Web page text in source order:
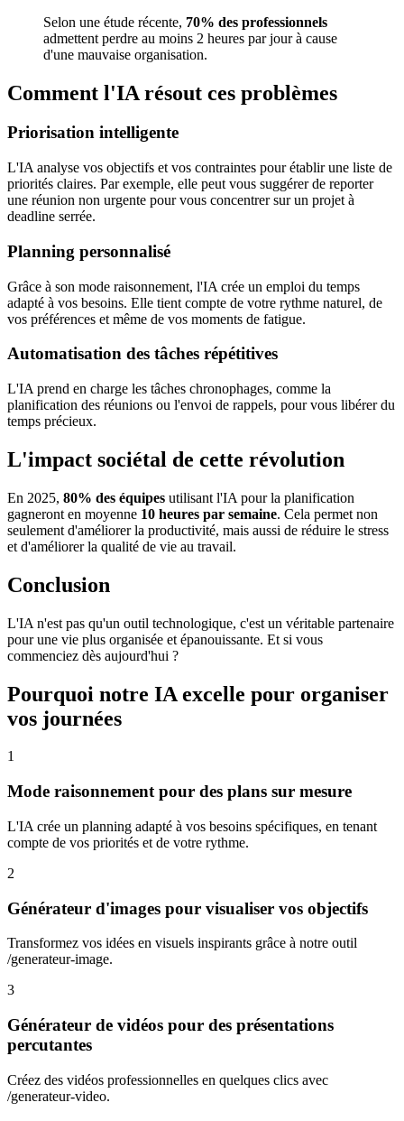
Selon une étude récente, 70% des professionnels
admettent perdre au moins 2 heures par jour à cause
d'une mauvaise organisation.
Comment l'IA résout ces problèmes
Priorisation intelligente
L'IA analyse vos objectifs et vos contraintes pour établir une liste de
priorités claires. Par exemple, elle peut vous suggérer de reporter
une réunion non urgente pour vous concentrer sur un projet à
deadline serrée.
Planning personnalisé
Grâce à son mode raisonnement, l'IA crée un emploi du temps
adapté à vos besoins. Elle tient compte de votre rythme naturel, de
vos préférences et même de vos moments de fatigue.
Automatisation des tâches répétitives
L'IA prend en charge les tâches chronophages, comme la
planification des réunions ou l'envoi de rappels, pour vous libérer du
temps précieux.
L'impact sociétal de cette révolution
En 2025, 80% des équipes utilisant l'IA pour la planification
gagneront en moyenne 10 heures par semaine. Cela permet non
seulement d'améliorer la productivité, mais aussi de réduire le stress
et d'améliorer la qualité de vie au travail.
Conclusion
L'IA n'est pas qu'un outil technologique, c'est un véritable partenaire
pour une vie plus organisée et épanouissante. Et si vous
commenciez dès aujourd'hui ?
Pourquoi notre IA excelle pour organiser
vos journées
1
Mode raisonnement pour des plans sur mesure
L'IA crée un planning adapté à vos besoins spécifiques, en tenant
compte de vos priorités et de votre rythme.
2
Générateur d'images pour visualiser vos objectifs
Transformez vos idées en visuels inspirants grâce à notre outil
/generateur-image.
3
Générateur de vidéos pour des présentations
percutantes
Créez des vidéos professionnelles en quelques clics avec
/generateur-video.